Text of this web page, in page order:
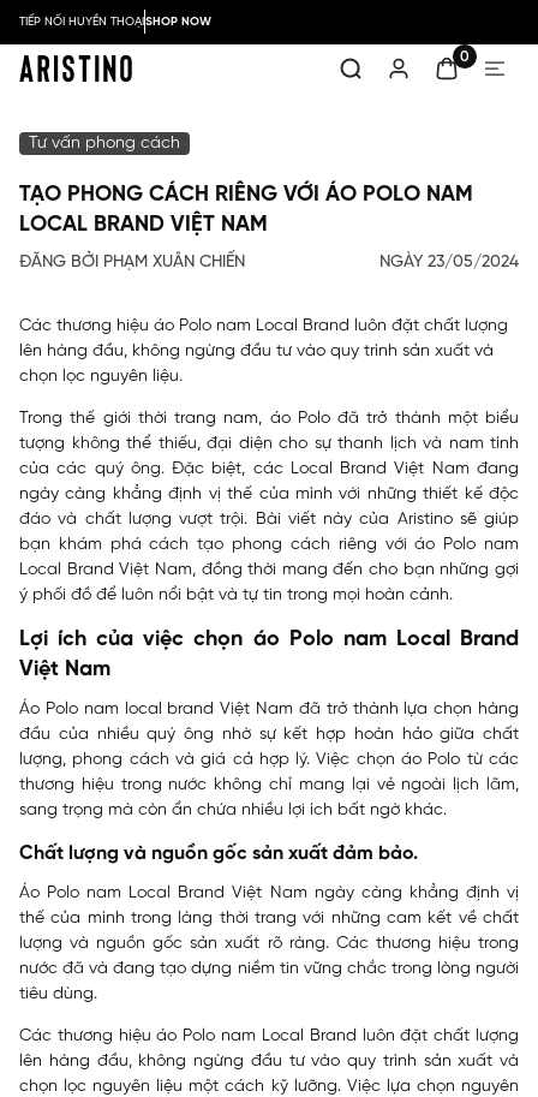
TIẾP NỐI HUYỀN THOẠISHOP NOW
0
Tư vấn phong cách
TẠO PHONG CÁCH RIÊNG VỚI ÁO POLO NAM
LOCAL BRAND VIỆT NAM
ĐĂNG BỞI PHẠM XUÂN CHIẾN NGÀY 23/05/2024
Các thương hiệu áo Polo nam Local Brand luôn đặt chất lượng
lên hàng đầu, không ngừng đầu tư vào quy trình sản xuất và
chọn lọc nguyên liệu.
Trong thế giới thời trang nam, áo Polo đã trở thành một biểu
tượng không thể thiếu, đại diện cho sự thanh lịch và nam tính
của các quý ông. Đặc biệt, các Local Brand Việt Nam đang
ngày càng khẳng định vị thế của mình với những thiết kế độc
đáo và chất lượng vượt trội. Bài viết này của Aristino sẽ giúp
bạn khám phá cách tạo phong cách riêng với áo Polo nam
Local Brand Việt Nam, đồng thời mang đến cho bạn những gợi
ý phối đồ để luôn nổi bật và tự tin trong mọi hoàn cảnh.
Lợi ích của việc chọn áo Polo nam Local Brand
Việt Nam
Áo Polo nam local brand Việt Nam đã trở thành lựa chọn hàng
đầu của nhiều quý ông nhờ sự kết hợp hoàn hảo giữa chất
lượng, phong cách và giá cả hợp lý. Việc chọn áo Polo từ các
thương hiệu trong nước không chỉ mang lại vẻ ngoài lịch lãm,
sang trọng mà còn ẩn chứa nhiều lợi ích bất ngờ khác.
Chất lượng và nguồn gốc sản xuất đảm bảo.
Áo Polo nam Local Brand Việt Nam ngày càng khẳng định vị
thế của mình trong làng thời trang với những cam kết về chất
lượng và nguồn gốc sản xuất rõ ràng. Các thương hiệu trong
nước đã và đang tạo dựng niềm tin vững chắc trong lòng người
tiêu dùng.
Các thương hiệu áo Polo nam Local Brand luôn đặt chất lượng
lên hàng đầu, không ngừng đầu tư vào quy trình sản xuất và
chọn lọc nguyên liệu một cách kỹ lưỡng. Việc lựa chọn nguyên